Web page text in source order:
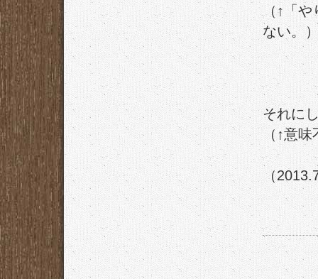
（↑「や
ない。
それに
（↑意
（